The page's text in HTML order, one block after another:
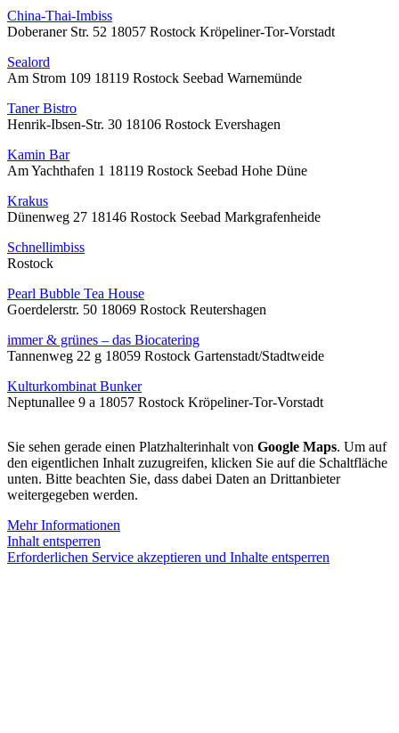
China-Thai-Imbiss
Doberaner Str. 52 18057 Rostock Kröpeliner-Tor-Vorstadt
Sealord
Am Strom 109 18119 Rostock Seebad Warnemünde
Taner Bistro
Henrik-Ibsen-Str. 30 18106 Rostock Evershagen
Kamin Bar
Am Yachthafen 1 18119 Rostock Seebad Hohe Düne
Krakus
Dünenweg 27 18146 Rostock Seebad Markgrafenheide
Schnellimbiss
Rostock
Pearl Bubble Tea House
Goerdelerstr. 50 18069 Rostock Reutershagen
immer & grünes – das Biocatering
Tannenweg 22 g 18059 Rostock Gartenstadt/Stadtweide
Kulturkombinat Bunker
Neptunallee 9 a 18057 Rostock Kröpeliner-Tor-Vorstadt
Sie sehen gerade einen Platzhalterinhalt von Google Maps. Um auf
den eigentlichen Inhalt zuzugreifen, klicken Sie auf die Schaltfläche
unten. Bitte beachten Sie, dass dabei Daten an Drittanbieter
weitergegeben werden.
Mehr Informationen
Inhalt entsperren
Erforderlichen Service akzeptieren und Inhalte entsperren